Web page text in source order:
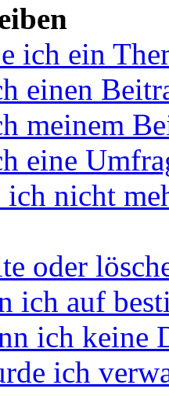
ich ein
einen
meinem
eine
ich nicht
oder
ich auf
ich keine
ich